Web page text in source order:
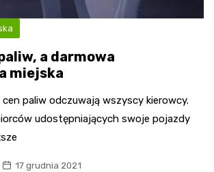
a darmowa
miejska
paliw odczuwają wszyscy kierowcy.
udostępniających swoje pojazdy
17 grudnia 2021